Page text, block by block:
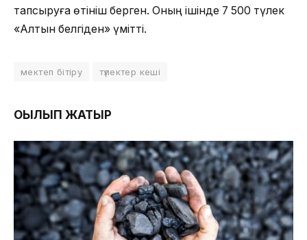
тапсыруға өтініш берген. Оның ішінде 7 500 түлек
«Алтын белгіден» үмітті.
мектеп бітіру түлектер кеші
ОҚЫЛЫП ЖАТЫР